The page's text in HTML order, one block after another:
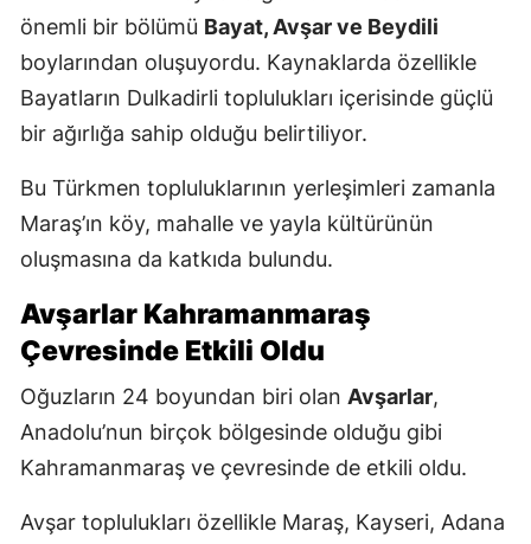
önemli bir bölümü Bayat, Avşar ve Beydili
boylarından oluşuyordu. Kaynaklarda özellikle
Bayatların Dulkadirli toplulukları içerisinde güçlü
bir ağırlığa sahip olduğu belirtiliyor.
Bu Türkmen topluluklarının yerleşimleri zamanla
Maraş’ın köy, mahalle ve yayla kültürünün
oluşmasına da katkıda bulundu.
Avşarlar Kahramanmaraş
Çevresinde Etkili Oldu
Oğuzların 24 boyundan biri olan Avşarlar,
Anadolu’nun birçok bölgesinde olduğu gibi
Kahramanmaraş ve çevresinde de etkili oldu.
Avşar toplulukları özellikle Maraş, Kayseri, Adana